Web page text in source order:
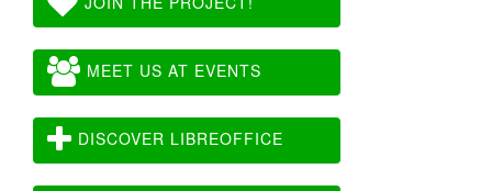
MEET US AT EVENTS
DISCOVER LIBREOFFICE